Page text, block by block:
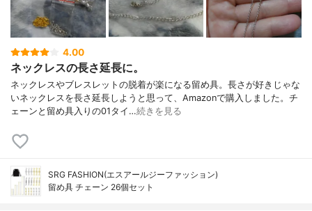
4.00
ネックレスの長さ延長に。
ネックレスやブレスレットの脱着が楽になる留め具。長さが好きじゃな
いネックレスを長さ延長しようと思って、Amazonで購入しました。チ
ェーンと留め具入りの01タイ…続きを見る
SRG FASHION(エスアールジーファッション)
留め具 チェーン 26個セット